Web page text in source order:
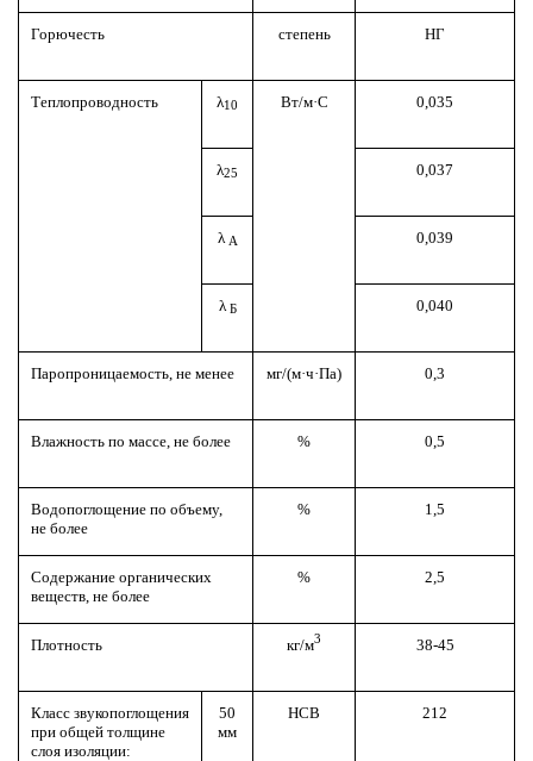
Горючесть степень НГ
Теплопроводность λ10 Вт/м·С 0,035
λ25 0,037
λА 0,039
λБ 0,040
Паропроницаемость, не менее мг/(м·ч·Па) 0,3
Влажность по массе, не более % 0,5
Водопоглощение по объему,
не более
% 1,5
Содержание органических
веществ, не более
% 2,5
Плотность кг/м3 38-45
Класс звукопоглощения
при общей толщине
слоя изоляции:
50
мм
НСВ 212